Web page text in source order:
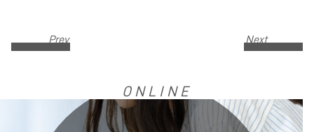
Prev Next
ONLINE